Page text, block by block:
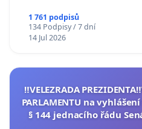
1 761 podpisů
134 Podpisy / 7 dní
14 Jul 2026
‼️VELEZRADA
PARLAMENTU na
§ 144 jednacího řádu